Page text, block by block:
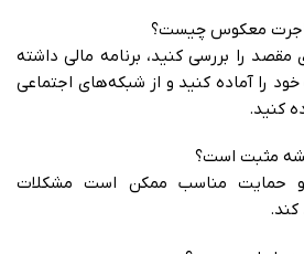
را بررسی کنید، برنامه مالی داشته
را آماده کنید و از شبکه‌های اجتماعی
کنید.
و حمایت مناسب ممکن است مشکلات
کند.